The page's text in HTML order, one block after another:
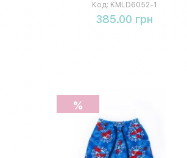
наклейками и пилкой
Код: KMLD6052-1
385.00 грн
%